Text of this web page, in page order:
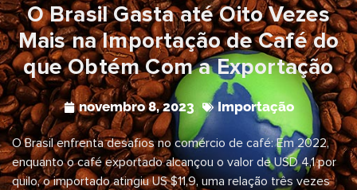
O Brasil Gasta até Oito Vezes
Mais na Importação de Café do
que Obtém Com a Exportação
novembro 8, 2023 Importação
O Brasil enfrenta desafios no comércio de café: Em 2022,
enquanto o café exportado alcançou o valor de USD 4,1 por
quilo, o importado atingiu US $11,9, uma relação três vezes